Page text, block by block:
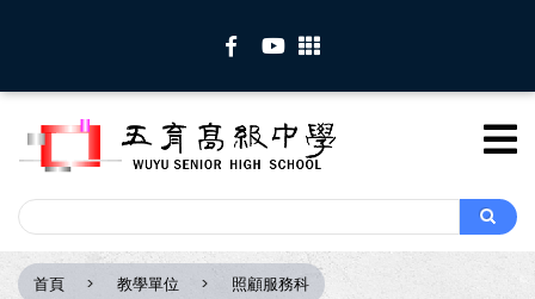
內
Search
Search
首頁 教學單位 照顧服務科